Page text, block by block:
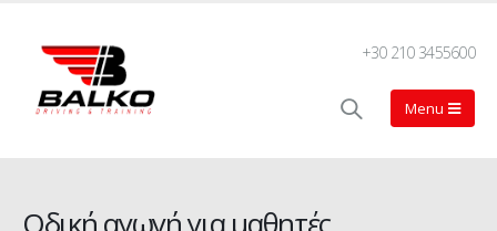
+30 210 3455600